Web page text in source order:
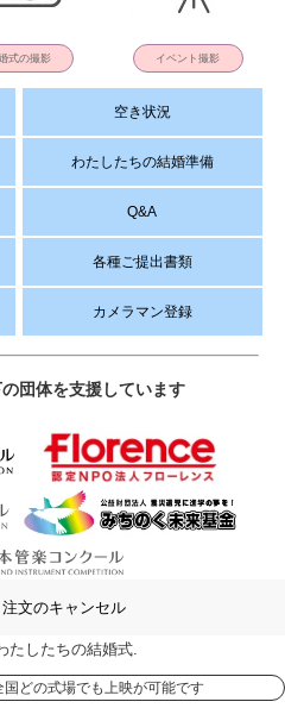
式の撮影 イベント撮影
空き状況
わたしたちの結婚準備
Q&A
各種ご提出書類
カメラマン登録
団体を支援しています
注文のキャンセル
たしたちの結婚式.
どの式場でも上映が可能です